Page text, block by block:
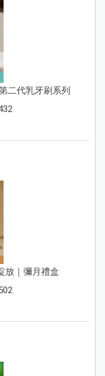
二代乳牙刷系列
放｜彌月禮盒